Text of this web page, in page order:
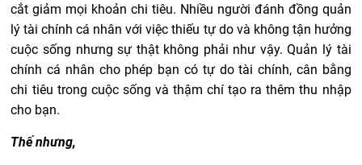
cắt giảm mọi khoản chi tiêu. Nhiều người đánh đồng quản
lý tài chính cá nhân với việc thiếu tự do và không tận hưởng
cuộc sống nhưng sự thật không phải như vậy. Quản lý tài
chính cá nhân cho phép bạn có tự do tài chính, cân bằng
chi tiêu trong cuộc sống và thậm chí tạo ra thêm thu nhập
cho bạn.
Thế nhưng,